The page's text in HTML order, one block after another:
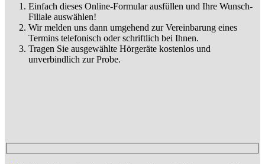
Einfach dieses Online-Formular ausfüllen und Ihre Wunsch-
Filiale auswählen!
Wir melden uns dann umgehend zur Vereinbarung eines
Termins telefonisch oder schriftlich bei Ihnen.
Tragen Sie ausgewählte Hörgeräte kostenlos und
unverbindlich zur Probe.